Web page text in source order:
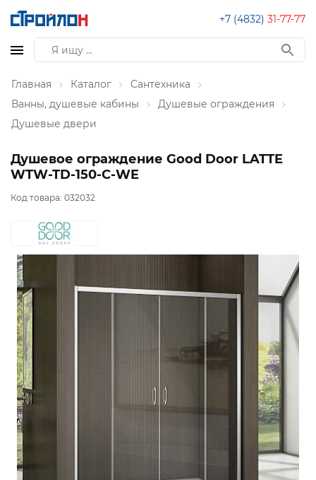
+7 (4832) 31-77-77
Главная Каталог
Сантехника
Ванны, душевые кабины
Душевые ограждения
Душевые двери
Душевое ограждение Good Door LATTE
WTW-TD-150-C-WE
Код товара: 032032